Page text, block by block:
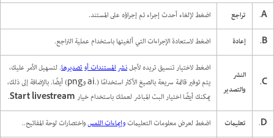
A
. تراجع
اضغط لإلغاء أحدث إجراء تم إجراؤه على المستند.
B.
إعادة اضغط لاستعادة الإجراءات التي ألغيتها باستخدام عملية التراجع.
C.
النشر
والتصدير
اضغط لاختيار تنسيق تريده لأجلنشر المستندات أو تصديرها. لتسهيل الأمر عليك،
يتم توفير قائمة سريعة بالصيغ الأكثر استخدامًا (.ai وpng) أيضًا. بالإضافة إلى ذلك،
يمكنك أيضًا اختيار البث المباشر لعملك باستخدام خيارStart livestream
.
D
. تعليمات اضغط لعرض معلومات التعليماتوإيماءات اللمسواختصارات لوحة المفاتيح..